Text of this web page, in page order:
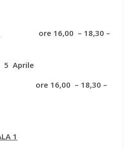
ore 16,00 – 18,30 –
5 Aprile
– 18,30 –
1